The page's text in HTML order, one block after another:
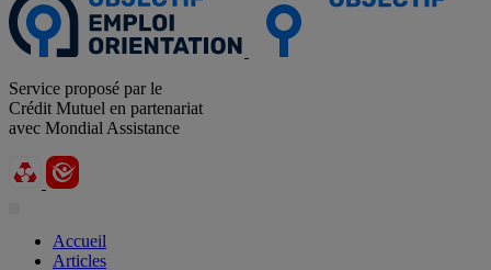
Service proposé par le
Crédit Mutuel en partenariat
avec Mondial Assistance
Accueil
Articles